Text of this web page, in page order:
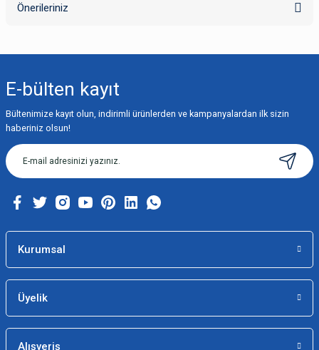
Önerileriniz
Görüş ve önerileriniz için teşekkür ederiz.
Ürün resmi kalitesiz, bozuk veya görüntülenemiyor.
Ürün açıklamasında eksik bilgiler bulunuyor.
Ürün bilgilerinde hatalar bulunuyor.
Bu ürüne benzer farklı alternatifler olmalı.
E-bülten kayıt
Bültenimize kayıt olun, indirimli ürünlerden ve kampanyalardan ilk sizin
haberiniz olsun!
Kurumsal
Üyelik
Alışveriş